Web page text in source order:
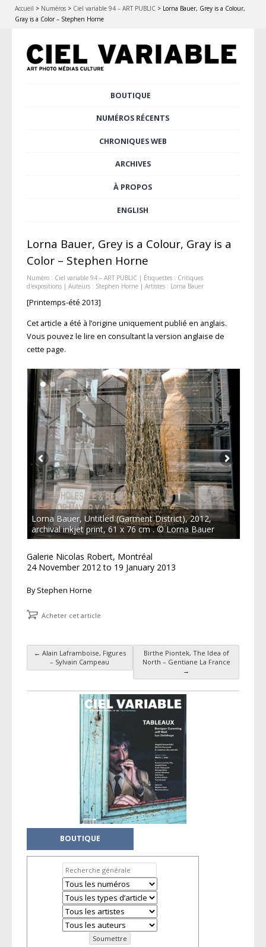
Accueil > Numéros > Ciel variable 94 – ART PUBLIC > Lorna Bauer, Grey is a Colour,
Gray is a Color – Stephen Horne
BOUTIQUE
NUMÉROS RÉCENTS
CHRONIQUES WEB
ARCHIVES
À PROPOS
ENGLISH
Lorna Bauer, Grey is a Colour, Gray is a
Color – Stephen Horne
Numéro : Ciel variable 94 – ART PUBLIC | Étiquettes : Critiques
d'expositions| Auteurs : Stephen Horne| Artistes : Lorna Bauer
[Printemps-été 2013]
Cet article a été à l’origine uniquement publié en anglais.
Vous pouvez le lire en consultant la version anglaise de
cette page.
Lorna Bauer, Untitled (Garment District), 2012,
archival inkjet print, 61 x 76 cm . © Lorna Bauer
Galerie Nicolas Robert, Montréal
24 November 2012 to 19 January 2013
By Stephen Horne
Acheter cet article
Navigation des articles
← Alain Laframboise, Figures
– Sylvain Campeau
Birthe Piontek, The Idea of
North – Gentiane La France
→
BOUTIQUE